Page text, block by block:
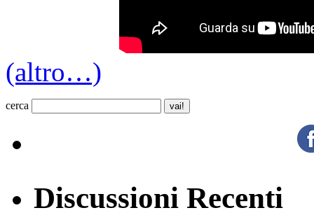
(altro…)
cerca
Discussioni Recenti